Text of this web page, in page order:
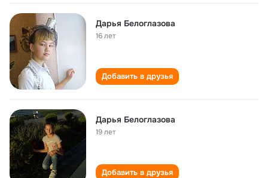
Дарья Белоглазова
16 лет
Добавить в друзья
Дарья Белоглазова
19 лет
Добавить в друзья